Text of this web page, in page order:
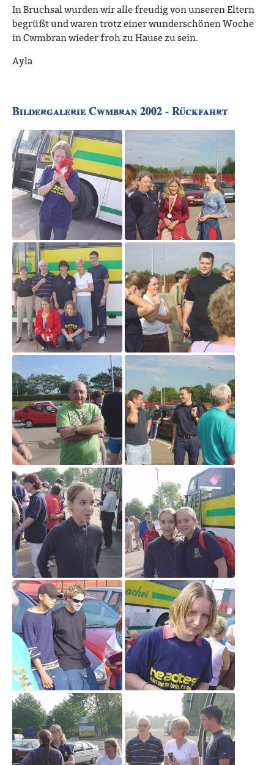
In Bruchsal wurden wir alle freudig von unseren Eltern
begrüßt und waren trotz einer wunderschönen Woche
in Cwmbran wieder froh zu Hause zu sein.
Ayla
Bildergalerie Cwmbran 2002 - Rückfahrt